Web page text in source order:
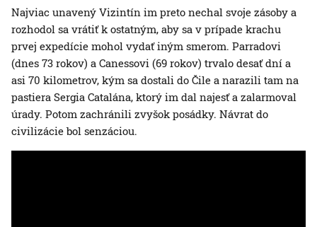
Najviac unavený Vizintín im preto nechal svoje zásoby a
rozhodol sa vrátiť k ostatným, aby sa v prípade krachu
prvej expedície mohol vydať iným smerom. Parradovi
(dnes 73 rokov) a Canessovi (69 rokov) trvalo desať dní a
asi 70 kilometrov, kým sa dostali do Čile a narazili tam na
pastiera Sergia Catalána, ktorý im dal najesť a zalarmoval
úrady. Potom zachránili zvyšok posádky. Návrat do
civilizácie bol senzáciou.